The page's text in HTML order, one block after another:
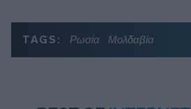
TAGS: Ρωσία Μολδαβία